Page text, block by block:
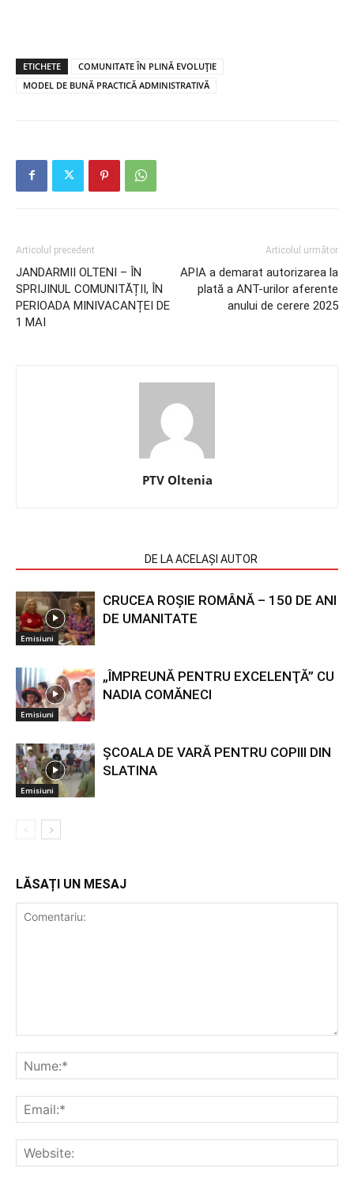
ETICHETE
COMUNITATE ÎN PLINĂ EVOLUŢIE
MODEL DE BUNĂ PRACTICĂ ADMINISTRATIVĂ
Articolul precedent
JANDARMII OLTENI – ÎN
SPRIJINUL COMUNITĂȚII, ÎN
PERIOADA MINIVACANȚEI DE
1 MAI
Articolul următor
APIA a demarat autorizarea la
plată a ANT-urilor aferente
anului de cerere 2025
PTV Oltenia
DE LA ACELAȘI AUTOR
Emisiuni
CRUCEA ROŞIE ROMÂNĂ – 150 DE ANI
DE UMANITATE
Emisiuni
„ÎMPREUNĂ PENTRU EXCELENŢĂ” CU
NADIA COMĂNECI
Emisiuni
ŞCOALA DE VARĂ PENTRU COPIII DIN
SLATINA
LĂSAȚI UN MESAJ